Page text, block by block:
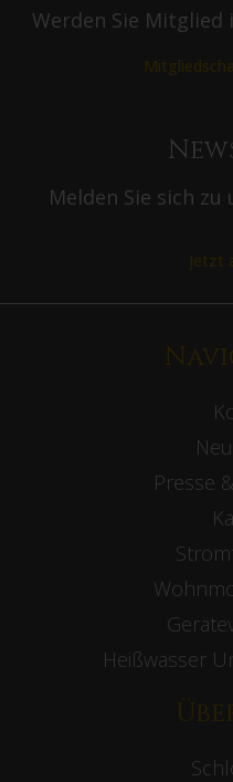
Werden Sie Mitglied
Melden Sie sich
Jetzt
Presse
Heißwasser